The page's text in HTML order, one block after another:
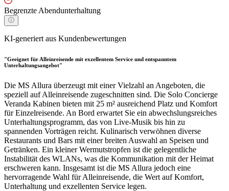
Begrenzte Abendunterhaltung
KI-generiert aus Kundenbewertungen
"Geeignet für Alleinreisende mit exzellentem Service und entspanntem
Unterhaltungsangebot"
Die MS Allura überzeugt mit einer Vielzahl an Angeboten, die
speziell auf Alleinreisende zugeschnitten sind. Die Solo Concierge
Veranda Kabinen bieten mit 25 m² ausreichend Platz und Komfort
für Einzelreisende. An Bord erwartet Sie ein abwechslungsreiches
Unterhaltungsprogramm, das von Live-Musik bis hin zu
spannenden Vorträgen reicht. Kulinarisch verwöhnen diverse
Restaurants und Bars mit einer breiten Auswahl an Speisen und
Getränken. Ein kleiner Wermutstropfen ist die gelegentliche
Instabilität des WLANs, was die Kommunikation mit der Heimat
erschweren kann. Insgesamt ist die MS Allura jedoch eine
hervorragende Wahl für Alleinreisende, die Wert auf Komfort,
Unterhaltung und exzellenten Service legen.